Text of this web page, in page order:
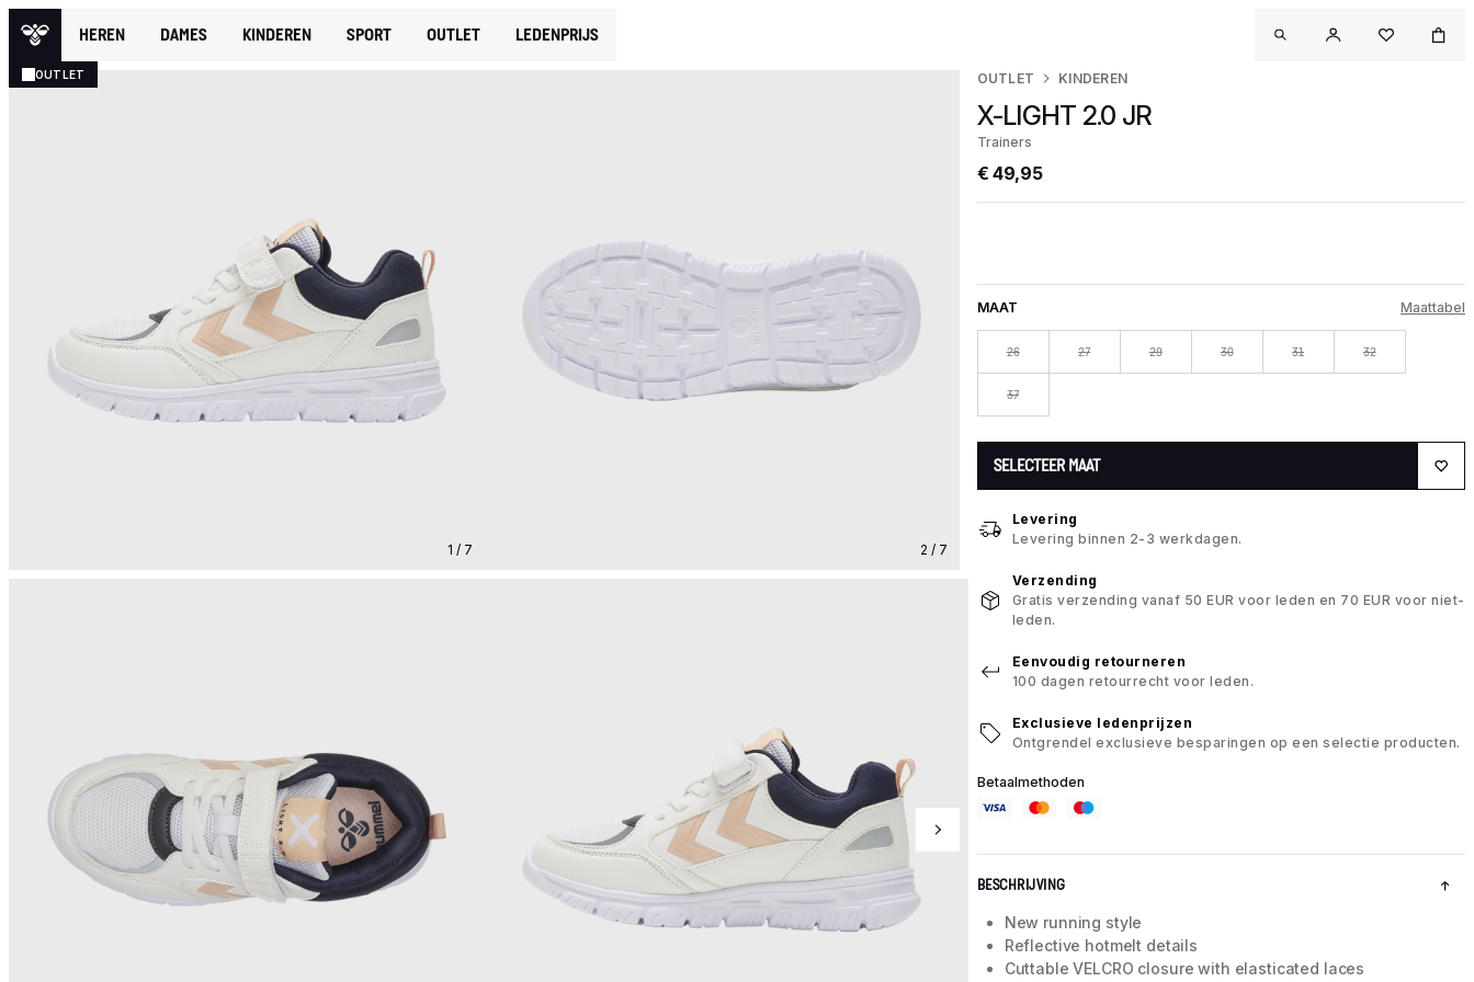
HEREN DAMES KINDEREN SPORT OUTLET LEDENPRIJS
OUTLET
1 / 7 2 / 7
OUTLET KINDEREN
X-LIGHT 2.0 JR
Trainers
€ 49,95
MAAT Maattabel
26 27 29 30 31 32
37
SELECTEER MAAT
Levering
Levering binnen 2-3 werkdagen.
Verzending
Gratis verzending vanaf 50 EUR voor leden en 70 EUR voor niet-
leden.
Eenvoudig retourneren
100 dagen retourrecht voor leden.
Exclusieve ledenprijzen
Ontgrendel exclusieve besparingen op een selectie producten.
Betaalmethoden
BESCHRIJVING
New running style
Reflective hotmelt details
Cuttable VELCRO closure with elasticated laces